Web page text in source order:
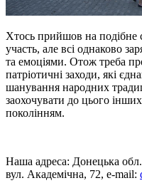
Хтось прийшов на подібне
участь, але всі однаково
та емоціями. Отож треба
патріотичні заходи, які
шанування народних
заохочувати до цього
поколінням.
Наша адреса: Донецька
вул. Академічна, 72, е-mail: